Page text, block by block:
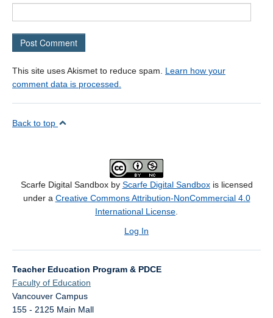
This site uses Akismet to reduce spam. Learn how your
comment data is processed.
Back to top
Scarfe Digital Sandbox by Scarfe Digital Sandboxis licensed
under a Creative Commons Attribution-NonCommercial 4.0
International License.
Log In
Teacher Education Program & PDCE
Faculty of Education
Vancouver Campus
155 - 2125 Main Mall